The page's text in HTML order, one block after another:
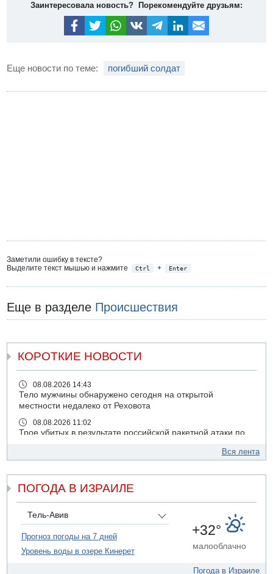
Заинтересовала новость? Порекомендуйте друзьям:
Еще новости по теме: погибший солдат
Заметили ошибку в тексте?
Выделите текст мышью и нажмите
Ctrl + Enter
Еще в разделе Происшествия
КОРОТКИЕ НОВОСТИ
08.08.2026 14:43
Тело мужчины обнаружено сегодня на открытой
местности недалеко от Реховота
08.08.2026 11:02
Трое убитых в результате российской ракетной атаки по
07.08.2026 20:43
07.08.2026 20:41
Ynet: "Хизбалла" запустила БПЛА со взрывчаткой по
07.08.2026 19:16
ДТП в Ашдоде: тяжело ранены двое маленьких детей
07.08.2026 19:14
Вся лента
ПОГОДА В ИЗРАИЛЕ
Тель-Авив
Прогноз погоды на 7 дней
Уровень воды в озере Кинерет
+32°
малооблачно
Погода в Израиле